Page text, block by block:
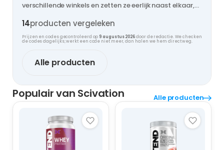
verschillende winkels en zetten ze eerlijk naast elkaar,
14producten vergeleken
Prijzen en codes gecontroleerd op 9 augustus 2026door de redactie. We checken
de codes dagelijks; werkt een code niet meer, dan halen we hem direct weg.
Alle producten
Populair van Scivation Alle producten